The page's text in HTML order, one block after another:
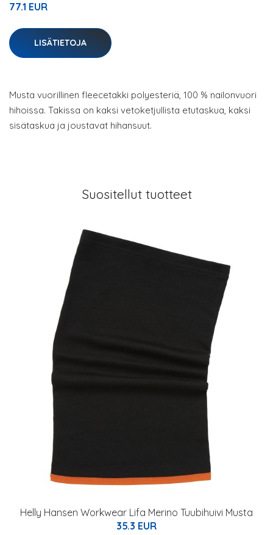
77.1 EUR
LISÄTIETOJA
Musta vuorillinen fleecetakki polyesteriä, 100 % nailonvuori
hihoissa. Takissa on kaksi vetoketjullista etutaskua, kaksi
sisätaskua ja joustavat hihansuut.
Suositellut tuotteet
Helly Hansen Workwear Lifa Merino Tuubihuivi Musta
35.3 EUR